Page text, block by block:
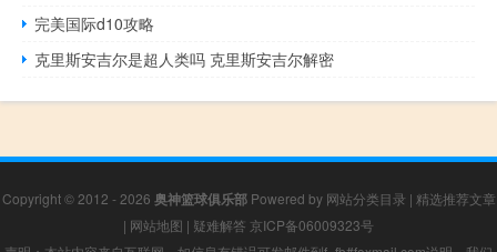
完美国际d10攻略
克里斯安吉尔是超人类吗 克里斯安吉尔解密
Copyright © 2012 - 2026 奥神篮球俱乐部Powered by 网站分类目录 | 精选推荐文章
| 网站地图 | 疑难解答 京ICP备06009323号